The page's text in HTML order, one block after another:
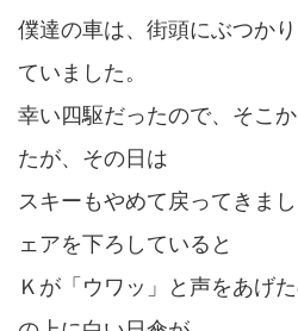
僕達の車は、街頭にぶつか
ていました。
幸い四駆だったので、そこ
たが、その日は
スキーもやめて戻ってきま
ェアを下ろしていると
Ｋが「ウワッ」と声をあげ